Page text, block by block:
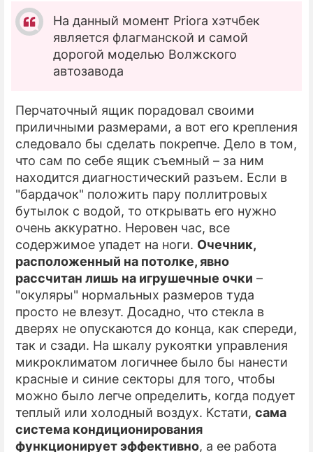
На данный момент Priora хэтчбек
является флагманской и самой
дорогой моделью Волжского
автозавода
Перчаточный ящик порадовал своими
приличными размерами, а вот его крепления
следовало бы сделать покрепче. Дело в том,
что сам по себе ящик съемный – за ним
находится диагностический разъем. Если в
"бардачок" положить пару поллитровых
бутылок с водой, то открывать его нужно
очень аккуратно. Неровен час, все
содержимое упадет на ноги. Очечник,
расположенный на потолке, явно
рассчитан лишь на игрушечные очки –
"окуляры" нормальных размеров туда
просто не влезут. Досадно, что стекла в
дверях не опускаются до конца, как спереди,
так и сзади. На шкалу рукоятки управления
микроклиматом логичнее было бы нанести
красные и синие секторы для того, чтобы
можно было легче определить, когда подует
теплый или холодный воздух. Кстати, сама
система кондиционирования
функционирует эффективно, а ее работа